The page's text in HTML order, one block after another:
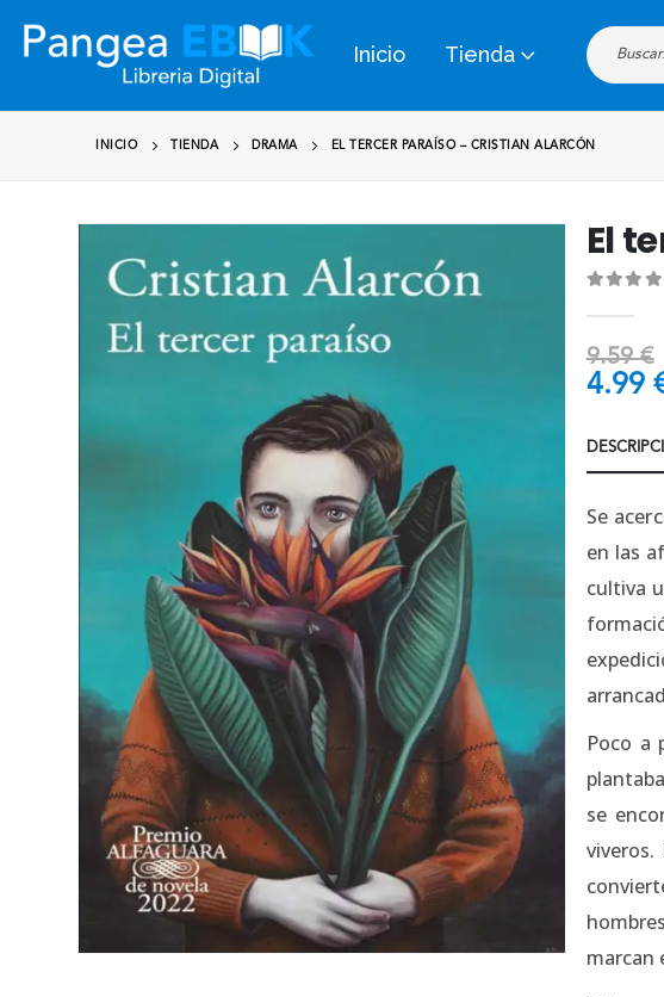
Inicio Tienda
INICIO TIENDA DRAMA EL TERCER PARAÍSO – CRISTIAN ALARCÓN
El
9.59€
4.99
Se
en las
cultiva
Poco a
se
marcan